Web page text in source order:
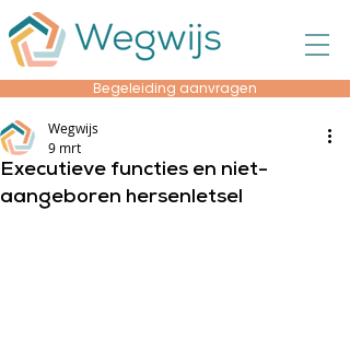
Begeleiding aanvragen
Executieve functies en niet-
aangeboren hersenletsel
Wegwijs
9 mrt